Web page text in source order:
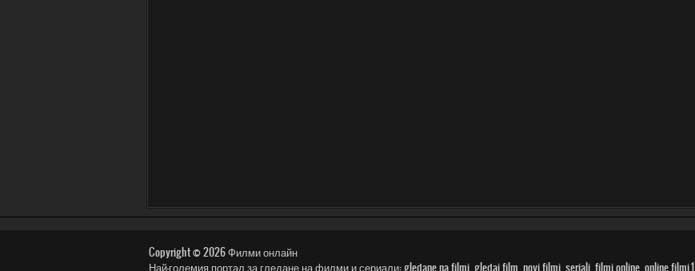
Copyright © 2026Филми онлайн
Най-големия портал за гледане на филми и сериали: gledane na filmi, gledai film, novi filmi, seriali, filmi online, online filmi.1